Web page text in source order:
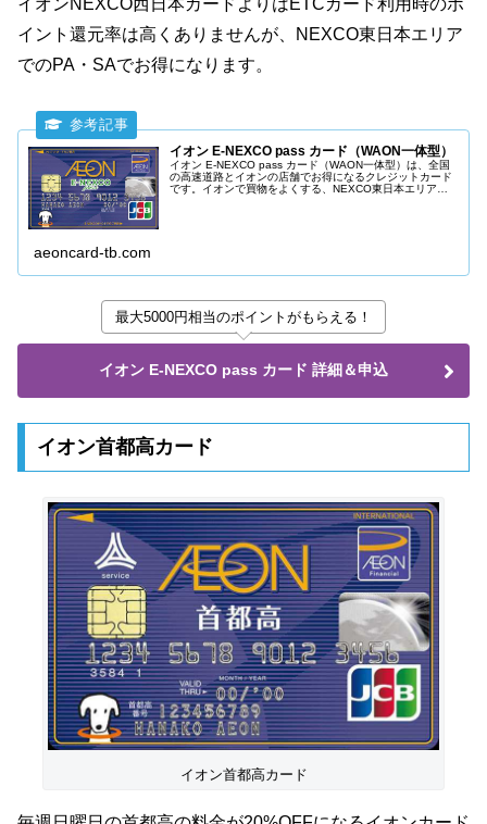
イオンNEXCO西日本カードよりはETCカード利用時のポ
イント還元率は高くありませんが、NEXCO東日本エリア
でのPA・SAでお得になります。
イオン E-NEXCO pass カード（WAON一体型）
イオン E-NEXCO pass カード（WAON一体型）は、全国
の高速道路とイオンの店舗でお得になるクレジットカード
です。イオンで買物をよくする、NEXCO東日本エリアの
aeoncard-tb.com
最大5000円相当のポイントがもらえる！
イオン E-NEXCO pass カード 詳細＆申込
イオン首都高カード
イオン首都高カード